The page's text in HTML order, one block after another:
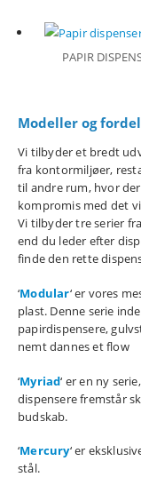
PAPIR
Modeller og
Vi tilbyder et bredt
fra kontormiljøer,
til andre rum, hvor
kompromis med det
Vi tilbyder tre serier
end du leder efter
finde den rette
‘Modular‘ er vores
plast. Denne serie
papirdispensere,
nemt dannes et flow
‘Myriad‘ er en ny
dispensere fremstår
budskab.
‘Mercury‘ er
stål.